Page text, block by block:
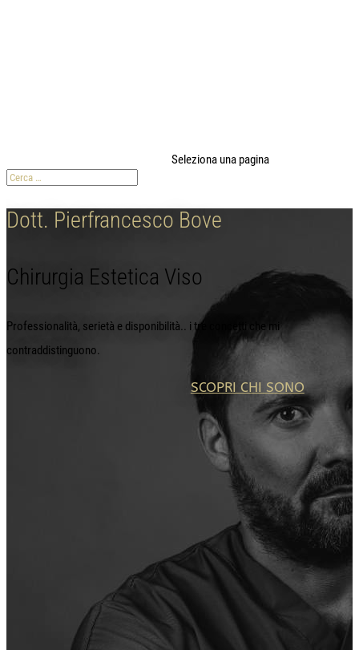
Seleziona una pagina
Dott. Pierfrancesco Bove
Chirurgia Estetica Viso
Professionalità, serietà e disponibilità.. i tre concetti che mi
contraddistinguono.
SCOPRI CHI SONO